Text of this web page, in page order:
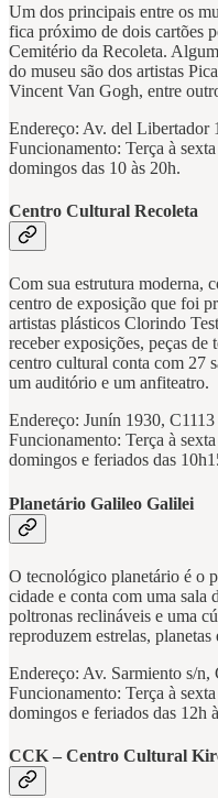
Um dos principais entre os
fica próximo de dois cartões
Cemitério da Recoleta.
do museu são dos artistas
Vincent Van Gogh, entre
Endereço: Av. del Libertador
Funcionamento: Terça à
domingos das 10 às 20h.
Centro Cultural Recoleta
Com sua estrutura moderna,
centro de exposição que foi
artistas plásticos Clorindo
receber exposições, peças de
centro cultural conta com 27
um auditório e um anfiteatro.
Endereço: Junín 1930,
Funcionamento: Terça à
domingos e feriados das
Planetário Galileo Galilei
O tecnológico planetário é o
cidade e conta com uma sala
poltronas reclináveis e uma
reproduzem estrelas,
Endereço: Av. Sarmiento s/
Funcionamento: Terça à
domingos e feriados das 12h
CCK – Centro Cultural